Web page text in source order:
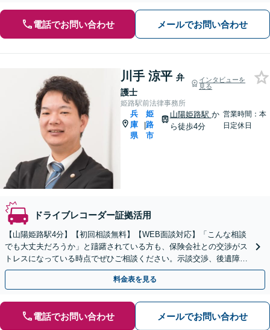
電話でお問い合わせ メールでお問い合わせ
川手 涼平 弁
護士
インタビューを
見る
姫路駅前法律事務所
兵
庫
県
|
姫
路
市
山陽姫路駅 か
ら徒歩4分
営業時間：本
日定休日
ドライブレコーダー証拠活用
【山陽姫路駅4分】【初回相談無料】【WEB面談対応】「こんな相談
でも大丈夫だろうか」と躊躇されている方も、保険会社との交渉がス
トレスになっている時点でぜひご相談ください。示談交渉、後遺障害
等級認定、過失割合などすべて対応【休日・夜間相談可】
料金表を見る
電話でお問い合わせ メールでお問い合わせ